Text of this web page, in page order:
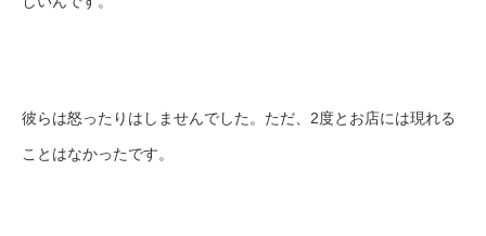
彼らは怒ったりはしませんでした。ただ、2度とお店には現れる
ことはなかったです。